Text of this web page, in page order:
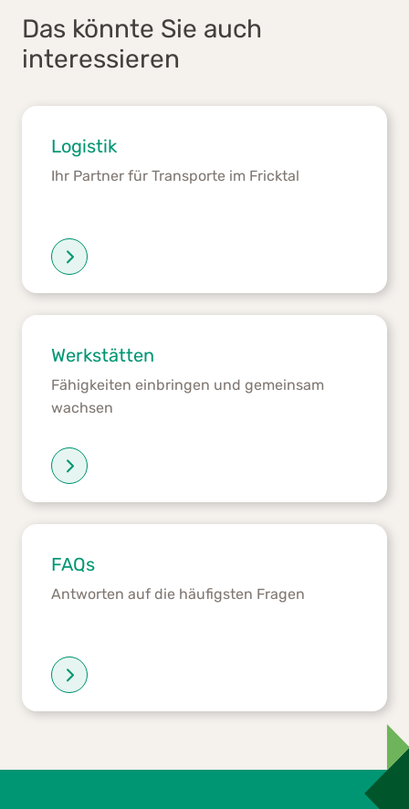
Das könnte Sie auch
interessieren
Logistik
Ihr Partner für Transporte im Fricktal
Werkstätten
Fähigkeiten einbringen und gemeinsam
wachsen
FAQs
Antworten auf die häufigsten Fragen